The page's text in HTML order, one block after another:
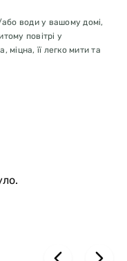
води у вашому домі,
повітрі у
міцна, її легко мити та